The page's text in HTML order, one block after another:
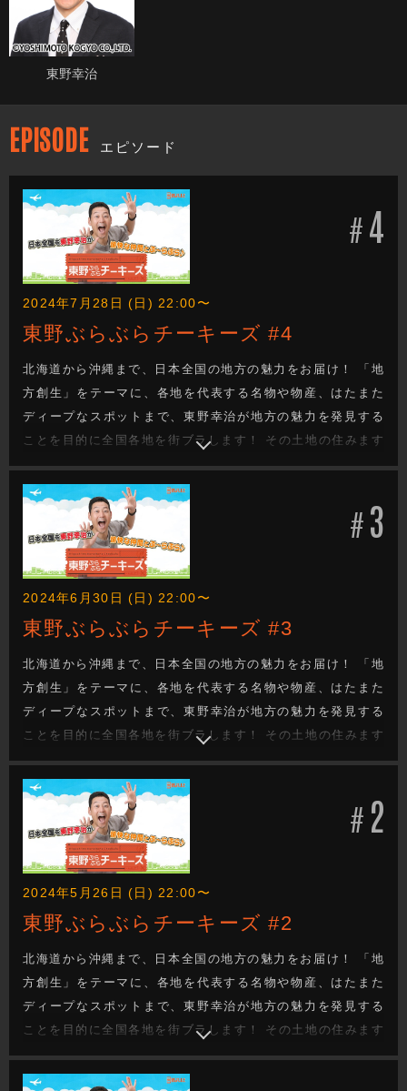
東野幸治
EPISODE エピソード
#4
2024年7月28日 (日) 22:00〜
東野ぶらぶらチーキーズ #4
北海道から沖縄まで、日本全国の地方の魅力をお届け！ 「地
方創生」をテーマに、各地を代表する名物や物産、はたまた
ディープなスポットまで、東野幸治が地方の魅力を発見する
ことを目的に全国各地を街ブラします！ その土地の住みます
芸人が、東野の喜びそうなスポットへ案内し、美味しいもの
を食べたり、絶景を観たり、温泉に入ったり、、、旅を通し
て地方の魅力を探るロケバラエティです！
#3
2024年6月30日 (日) 22:00〜
東野ぶらぶらチーキーズ #3
北海道から沖縄まで、日本全国の地方の魅力をお届け！ 「地
方創生」をテーマに、各地を代表する名物や物産、はたまた
ディープなスポットまで、東野幸治が地方の魅力を発見する
ことを目的に全国各地を街ブラします！ その土地の住みます
芸人が、東野の喜びそうなスポットへ案内し、美味しいもの
を食べたり、絶景を観たり、温泉に入ったり、、、旅を通し
て地方の魅力を探るロケバラエティです！
# 2
2024年5月26日 (日) 22:00〜
東野ぶらぶらチーキーズ #2
北海道から沖縄まで、日本全国の地方の魅力をお届け！ 「地
方創生」をテーマに、各地を代表する名物や物産、はたまた
ディープなスポットまで、東野幸治が地方の魅力を発見する
ことを目的に全国各地を街ブラします！ その土地の住みます
芸人が、東野の喜びそうなスポットへ案内し、美味しいもの
を食べたり、絶景を観たり、温泉に入ったり、、、旅を通し